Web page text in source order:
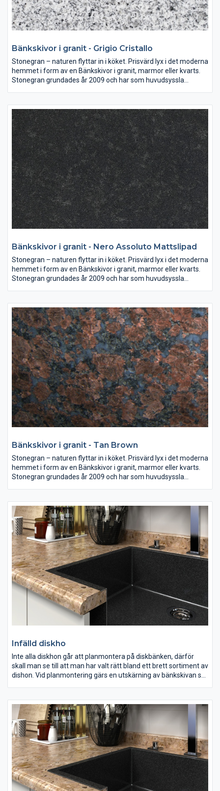
Bänkskivor i granit - Grigio Cristallo
Stonegran – naturen flyttar in i köket. Prisvärd lyx i det moderna
hemmet i form av en Bänkskivor i granit, marmor eller kvarts.
Stonegran grundades år 2009 och har som huvudsyssla
Sten i sina naturliga färger är en investering som ni kan njuta av
i många år. Väljer ni en bänkskiva i granit, marmor eller kvarts
ger ni era lokaler en tidlös form och skönhet.
Bänkskivor i granit - Nero Assoluto Mattslipad
Stonegran – naturen flyttar in i köket. Prisvärd lyx i det moderna
hemmet i form av en Bänkskivor i granit, marmor eller kvarts.
Stonegran grundades år 2009 och har som huvudsyssla
Sten i sina naturliga färger är en investering som ni kan njuta av
i många år. Väljer ni en bänkskiva i granit, marmor eller kvarts
ger ni era lokaler en tidlös form och skönhet.
Bänkskivor i granit - Tan Brown
Stonegran – naturen flyttar in i köket. Prisvärd lyx i det moderna
hemmet i form av en Bänkskivor i granit, marmor eller kvarts.
Stonegran grundades år 2009 och har som huvudsyssla
Sten i sina naturliga färger är en investering som ni kan njuta av
i många år. Väljer ni en bänkskiva i granit, marmor eller kvarts
ger ni era lokaler en tidlös form och skönhet.
Infälld diskho
Inte alla diskhon går att planmontera på diskbänken, därför
skall man se till att man har valt rätt bland ett brett sortiment av
dishon. Vid planmontering gärs en utskärning av bänkskivan så
Vid planmontering kan man ej göra avrinningsräfflor och vi
rekommenderar att låta arbetet skötas av en erfaren
byggmästare, då det kräver vissa specialkunskaper.